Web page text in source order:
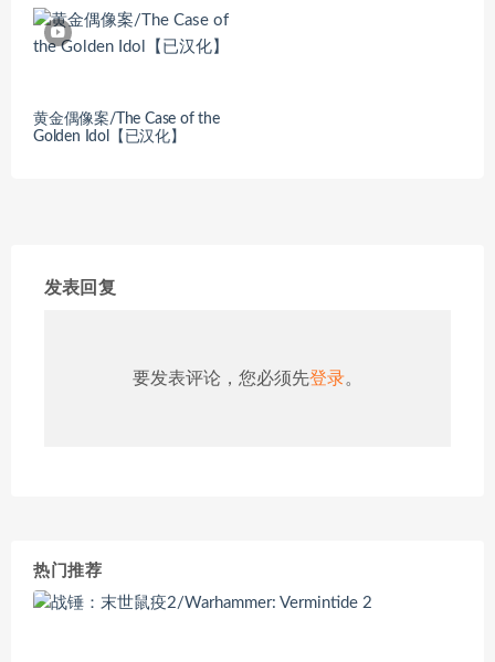
黄金偶像案/The Case of the
Golden Idol【已汉化】
发表回复
要发表评论，您必须先登录。
热门推荐